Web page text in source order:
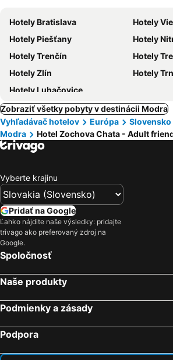
Hotely Bratislava
Hotely
Hotely Piešťany
Hotely
Hotely Trenčín
Hotely
Hotely Zlín
Hotely
Hotely Luhačovice
Zobraziť všetky pobyty v destinácii Modra
Vyhľadávač hotelov
Európa Slovensko
Modra
Hotel Zochova Chata - Adult
Vyberte krajinu
Pridať na Google
Ľahko nájdite naše výsledky: pridajte
trivago ako preferovaný zdroj na
Google.
Spoločnosť
Naše produkty
Podmienky a zásady
Podpora